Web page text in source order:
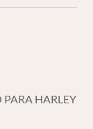
HARLEY